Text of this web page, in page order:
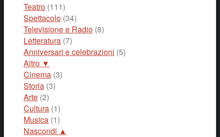
Teatro (111)
Spettacolo (34)
Televisione e Radio (8)
Letteratura (7)
Anniversari e celebrazioni (5)
Altro ▼
Cinema (3)
Storia (3)
Arte (2)
Cultura (1)
Musica (1)
Nascondi ▲